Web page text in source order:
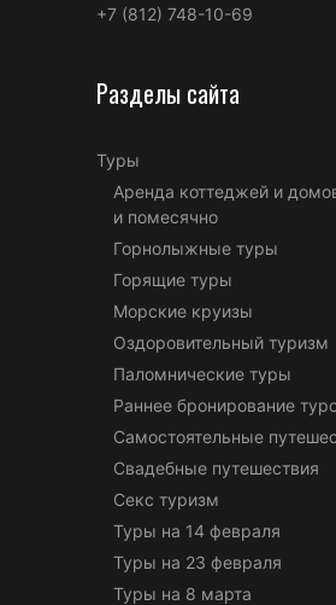
+7 (812) 748-10-69
Разделы сайта
Туры
Аренда коттеджей и
и помесячно
Горнолыжные туры
Горящие туры
Морские круизы
Оздоровительный туризм
Паломнические туры
Раннее бронирование
Самостоятельные
Свадебные путешествия
Секс туризм
Туры на 14 февраля
Туры на 23 февраля
Туры на 8 марта